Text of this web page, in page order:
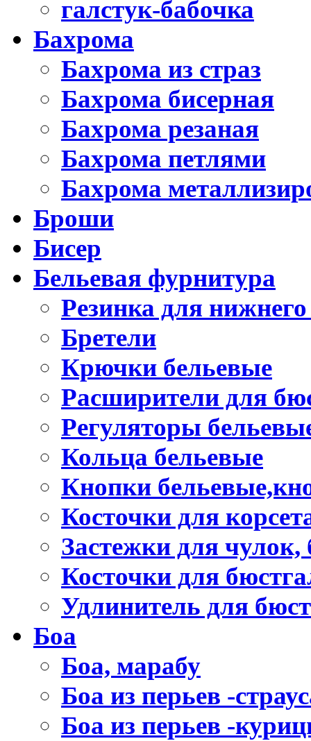
галстук-бабочка
Бахрома
Бахрома из страз
Бахрома бисерная
Бахрома резаная
Бахрома петлями
Бахрома
Броши
Бисер
Бельевая фурнитура
Резинка для
Бретели
Крючки бельевые
Расширители для
Регуляторы
Кольца бельевые
Кнопки
Косточки для
Застежки для чулок,
Косточки для
Удлинитель для
Боа
Боа, марабу
Боа из перьев -
Боа из перьев -